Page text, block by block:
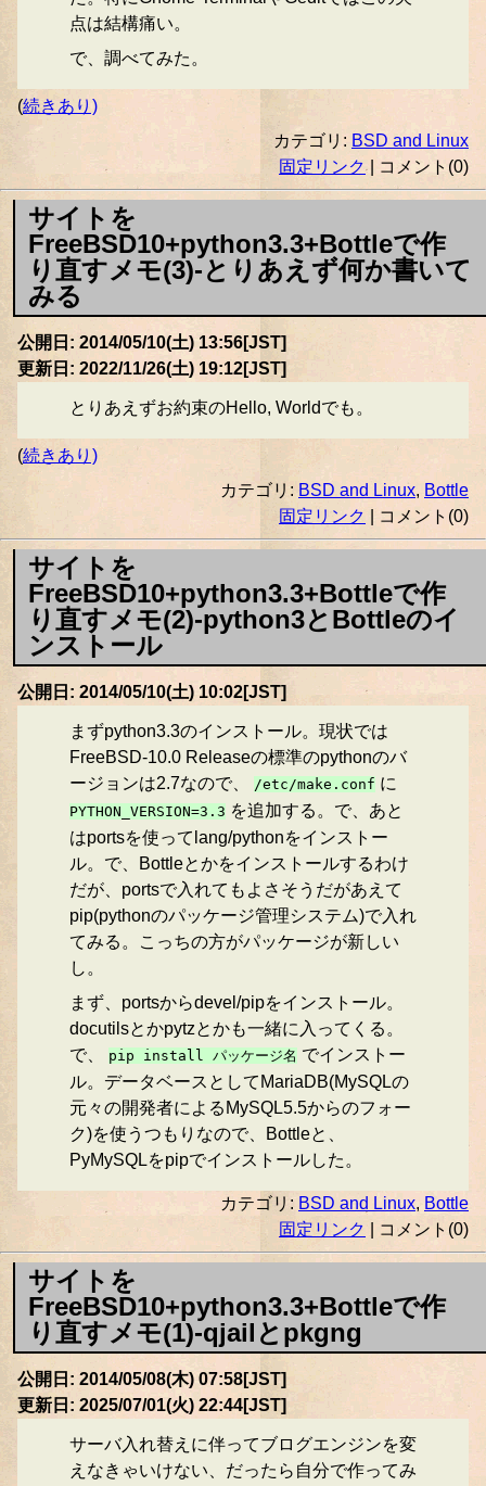
点は結構痛い。
で、調べてみた。
(続きあり)
カテゴリ: BSD and Linux
固定リンク| コメント(0)
サイトを
FreeBSD10+python3.3+Bottleで作
り直すメモ(3)-とりあえず何か書いて
みる
公開日: 2014/05/10(土) 13:56[JST]
更新日: 2022/11/26(土) 19:12[JST]
とりあえずお約束のHello, Worldでも。
(続きあり)
カテゴリ: BSD and Linux, Bottle
固定リンク
| コメント(0)
サイトを
FreeBSD10+python3.3+Bottleで作
り直すメモ(2)-python3とBottleのイ
ンストール
公開日: 2014/05/10(土) 10:02[JST]
まずpython3.3のインストール。現状では
FreeBSD-10.0 Releaseの標準のpythonのバ
ージョンは2.7なので、
/etc/make.conf に
PYTHON_VERSION=3.3 を追加する。で、あと
はportsを使ってlang/pythonをインストー
ル。で、Bottleとかをインストールするわけ
だが、portsで入れてもよさそうだがあえて
pip(pythonのパッケージ管理システム)で入れ
てみる。こっちの方がパッケージが新しい
し。
まず、portsからdevel/pipをインストール。
docutilsとかpytzとかも一緒に入ってくる。
で、
pip install パッケージ名 でインストー
ル。データベースとしてMariaDB(MySQLの
元々の開発者によるMySQL5.5からのフォー
ク)を使うつもりなので、Bottleと、
PyMySQLをpipでインストールした。
カテゴリ: BSD and Linux, Bottle
固定リンク
| コメント(0)
サイトを
FreeBSD10+python3.3+Bottleで作
り直すメモ(1)-qjailとpkgng
公開日: 2014/05/08(木) 07:58[JST]
更新日: 2025/07/01(火) 22:44[JST]
サーバ入れ替えに伴ってブログエンジンを変
えなきゃいけない、だったら自分で作ってみ